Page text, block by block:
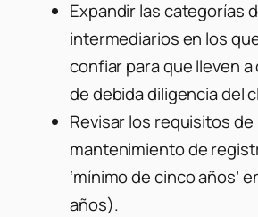
Expandir las categorías
intermediarios en los
confiar para que lleven
de debida diligencia del
Revisar los requisitos de
mantenimiento de
‘mínimo de cinco años’
años).